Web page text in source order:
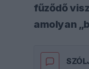
fűződő
amolyan